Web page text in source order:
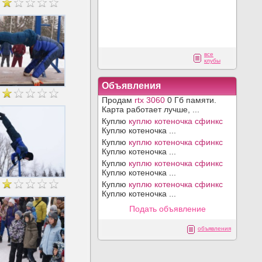
все
клубы
Объявления
Продам rtx 3060 0 Гб памяти.
Карта работает лучше, ...
Куплю куплю котеночка сфинкс
Куплю котеночка ...
Куплю куплю котеночка сфинкс
Куплю котеночка ...
Куплю куплю котеночка сфинкс
Куплю котеночка ...
Куплю куплю котеночка сфинкс
Куплю котеночка ...
Подать объявление
объявления